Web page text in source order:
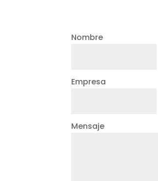
Nombre
Empresa
Mensaje